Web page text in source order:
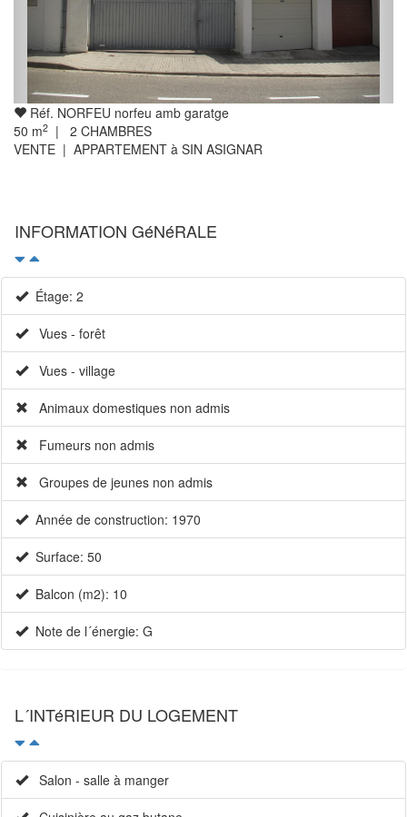
Réf. NORFEU norfeu amb garatge
50 m2 | 2 CHAMBRES
VENTE | APPARTEMENT à SIN ASIGNAR
INFORMATION GéNéRALE
Étage: 2
Vues - forêt
Vues - village
Animaux domestiques non admis
Fumeurs non admis
Groupes de jeunes non admis
Année de construction: 1970
Surface: 50
Balcon (m2): 10
Note de l´énergie: G
L´INTéRIEUR DU LOGEMENT
Salon - salle à manger